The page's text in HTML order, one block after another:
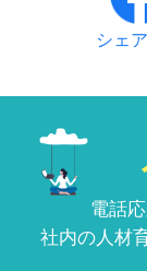
シェ
電話
社内の人材